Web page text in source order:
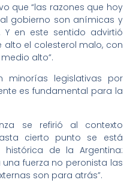
que “las razones que hoy
gobierno son anímicas y
Y en este sentido advirtió
alto el colesterol malo, con
alto”.
minorías legislativas por
es fundamental para la
se refirió al contexto
cierto punto se está
de la Argentina:
fuerza no peronista las
son para atrás”.